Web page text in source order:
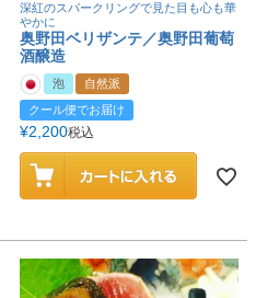
深紅のスパークリングで見た目も心も華
やかに
奥野田ベリザンテ／奥野田葡萄
酒醸造
泡
自然派
クール便でお届け
¥2,200税込